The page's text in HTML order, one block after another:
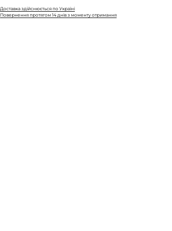
Доставка здійснюється по Україні
Повернення протягом 14 днів з моменту отримання